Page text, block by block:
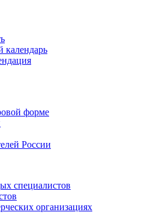
календарь
форме
России
специалистов
организациях